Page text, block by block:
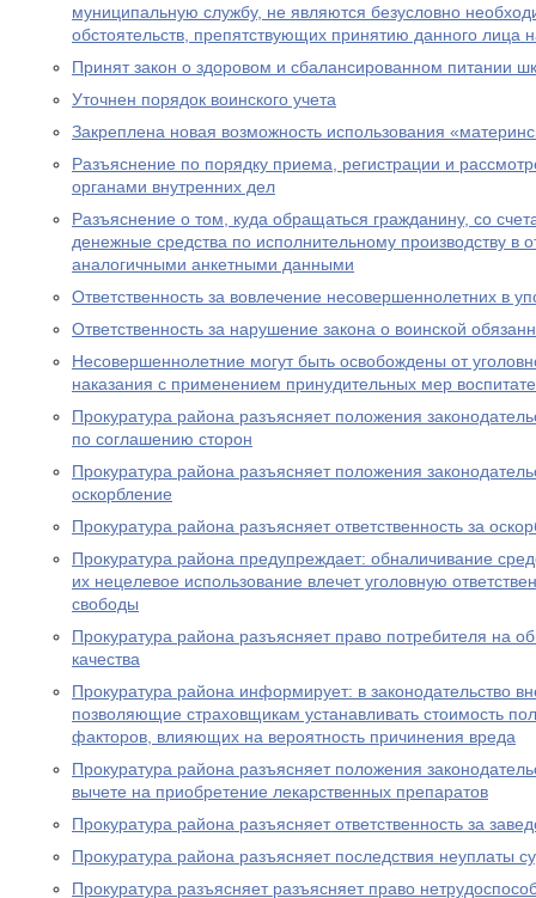
муниципальную службу, не являются безусловно
обстоятельств, препятствующих принятию данного лица
Принят закон о здоровом и сбалансированном питании
Уточнен порядок воинского учета
Закреплена новая возможность использования
Разъяснение по порядку приема, регистрации и
органами внутренних дел
Разъяснение о том, куда обращаться гражданину, со
денежные средства по исполнительному производству в
аналогичными анкетными данными
Ответственность за вовлечение несовершеннолетних в
Ответственность за нарушение закона о воинской
Несовершеннолетние могут быть освобождены от
наказания с применением принудительных мер
Прокуратура района разъясняет положения
по соглашению сторон
Прокуратура района разъясняет положения
оскорбление
Прокуратура района разъясняет ответственность за
Прокуратура района предупреждает: обналичивание
их нецелевое использование влечет уголовную
свободы
Прокуратура района разъясняет право потребителя на
качества
Прокуратура района информирует: в законодательство
позволяющие страховщикам устанавливать стоимость
факторов, влияющих на вероятность причинения вреда
Прокуратура района разъясняет положения
вычете на приобретение лекарственных препаратов
Прокуратура района разъясняет ответственность за
Прокуратура района разъясняет последствия неуплаты
Прокуратура разъясняет разъясняет право